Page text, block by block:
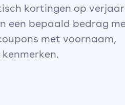
kortingen op
een bepaald bedrag
met voornaam,